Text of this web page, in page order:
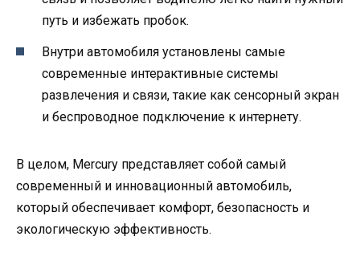
путь и избежать пробок.
Внутри автомобиля установлены самые
современные интерактивные системы
развлечения и связи, такие как сенсорный экран
и беспроводное подключение к интернету.
В целом, Mercury представляет собой самый
современный и инновационный автомобиль,
который обеспечивает комфорт, безопасность и
экологическую эффективность.